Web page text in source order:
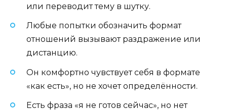
или переводит тему в шутку.
Любые попытки обозначить формат
отношений вызывают раздражение или
дистанцию.
Он комфортно чувствует себя в формате
«как есть», но не хочет определённости.
Есть фраза «я не готов сейчас», но нет